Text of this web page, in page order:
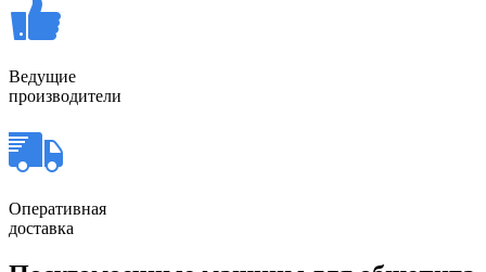
Ведущие
производители
Оперативная
доставка